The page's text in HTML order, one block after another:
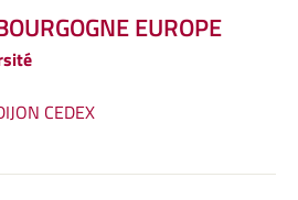
EUROPE
CEDEX